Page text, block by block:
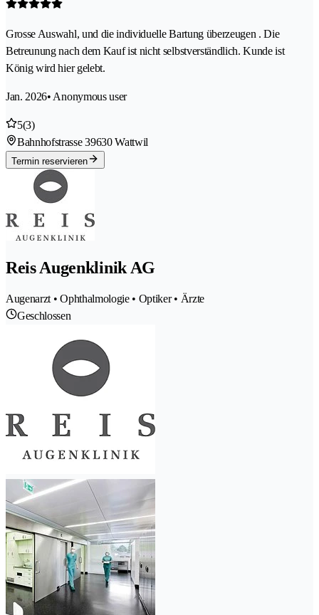
Grosse Auswahl, und die individuelle Bartung überzeugen . Die
Betreunung nach dem Kauf ist nicht selbstverständlich. Kunde ist
König wird hier gelebt.
Jan. 2026• Anonymous user
5(3)
Bahnhofstrasse 39630 Wattwil
Termin reservieren
Reis Augenklinik AG
Augenarzt • Ophthalmologie • Optiker • Ärzte
Geschlossen